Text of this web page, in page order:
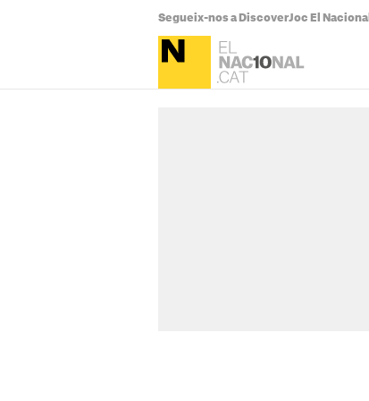
Segueix-nos a DiscoverJoc El Nacional